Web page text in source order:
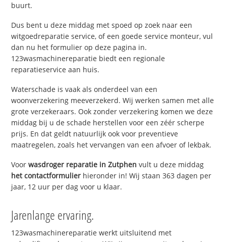
buurt.
Dus bent u deze middag met spoed op zoek naar een
witgoedreparatie service, of een goede service monteur, vul
dan nu het formulier op deze pagina in.
123wasmachinereparatie biedt een regionale
reparatieservice aan huis.
Waterschade is vaak als onderdeel van een
woonverzekering meeverzekerd. Wij werken samen met alle
grote verzekeraars. Ook zonder verzekering komen we deze
middag bij u de schade herstellen voor een zéér scherpe
prijs. En dat geldt natuurlijk ook voor preventieve
maatregelen, zoals het vervangen van een afvoer of lekbak.
Voorwasdroger reparatie in Zutphen vult u deze middag
het contactformulier hieronder in! Wij staan 363 dagen per
jaar, 12 uur per dag voor u klaar.
Jarenlange ervaring.
123wasmachinereparatie werkt uitsluitend met